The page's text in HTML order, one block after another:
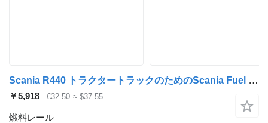
Scania R440 トラクタートラックのためのScania Fuel mainfold 2130085 燃料レール
￥5,918 €32.50 ≈ $37.55
燃料レール